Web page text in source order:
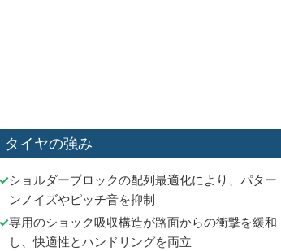
タイヤの強み
ショルダーブロックの配列最適化により、パター
ンノイズやピッチ音を抑制
専用のショック吸収構造が路面からの衝撃を緩和
し、快適性とハンドリングを両立